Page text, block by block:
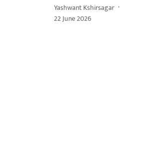
Yashwant Kshirsagar
22 June 2026